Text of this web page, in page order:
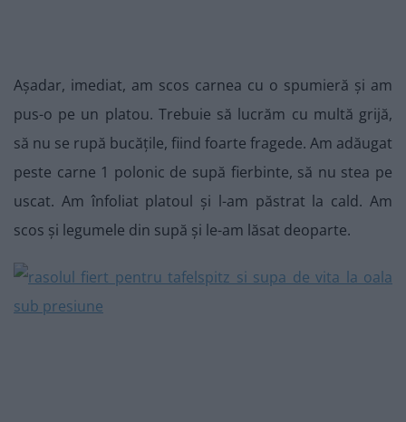
Așadar, imediat, am scos carnea cu o spumieră și am
pus-o pe un platou. Trebuie să lucrăm cu multă grijă,
să nu se rupă bucățile, fiind foarte fragede. Am adăugat
peste carne 1 polonic de supă fierbinte, să nu stea pe
uscat. Am înfoliat platoul și l-am păstrat la cald. Am
scos și legumele din supă și le-am lăsat deoparte.